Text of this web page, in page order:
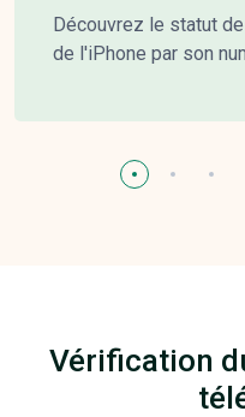
Découvrez le statut
de l'iPhone par son
Vérification